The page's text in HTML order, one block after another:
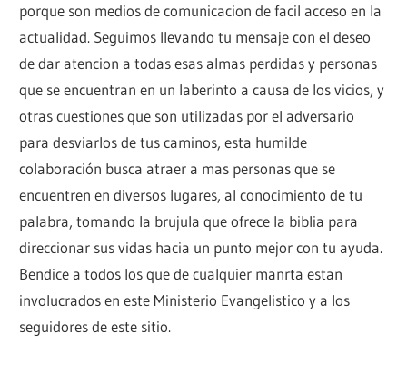
porque son medios de comunicacion de facil acceso en la
actualidad. Seguimos llevando tu mensaje con el deseo
de dar atencion a todas esas almas perdidas y personas
que se encuentran en un laberinto a causa de los vicios, y
otras cuestiones que son utilizadas por el adversario
para desviarlos de tus caminos, esta humilde
colaboración busca atraer a mas personas que se
encuentren en diversos lugares, al conocimiento de tu
palabra, tomando la brujula que ofrece la biblia para
direccionar sus vidas hacia un punto mejor con tu ayuda.
Bendice a todos los que de cualquier manrta estan
involucrados en este Ministerio Evangelistico y a los
seguidores de este sitio.